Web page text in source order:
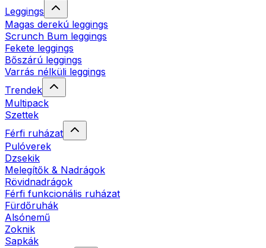
Leggings
Magas derekú leggings
Scrunch Bum leggings
Fekete leggings
Bőszárú leggings
Varrás nélküli leggings
Trendek
Multipack
Szettek
Férfi ruházat
Pulóverek
Dzsekik
Melegítők & Nadrágok
Rövidnadrágok
Férfi funkcionális ruházat
Fürdőruhák
Alsónemű
Zoknik
Sapkák